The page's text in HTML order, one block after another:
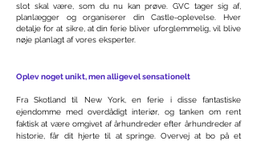
slot skal være, som du nu kan prøve. GVC tager sig af,
planlægger og organiserer din Castle-oplevelse. Hver
detalje for at sikre, at din ferie bliver uforglemmelig, vil blive
nøje planlagt af vores eksperter.
Oplev noget unikt, men alligevel sensationelt
Fra Skotland til New York, en ferie i disse fantastiske
ejendomme med overdådigt interiør, og tanken om rent
faktisk at være omgivet af århundreder efter århundreder af
historie, får dit hjerte til at springe. Overvej at bo på et